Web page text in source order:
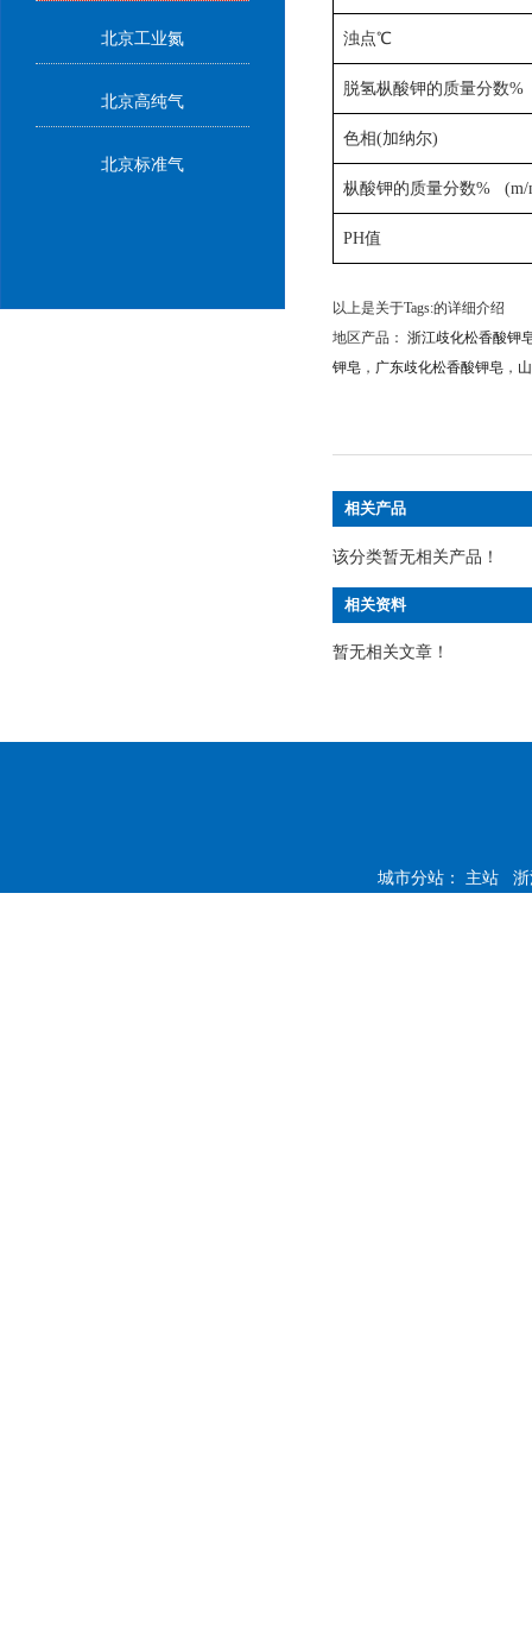
北京工业氮
北京高纯气
北京标准气
浊点℃
脱氢枞酸钾的质量分数%
色相(加纳尔)
枞酸钾的质量分数% (m/
PH值
以上是关于Tags:的详细介绍
地区产品： 浙江歧化松香酸钾
钾皂 ， 广东歧化松香酸钾皂 ，
相关产品
该分类暂无相关产品！
相关资料
暂无相关文章！
城市分站： 主站